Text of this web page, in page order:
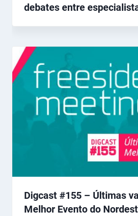
debates entre
Digcast #155 – Últimas
Melhor Evento do